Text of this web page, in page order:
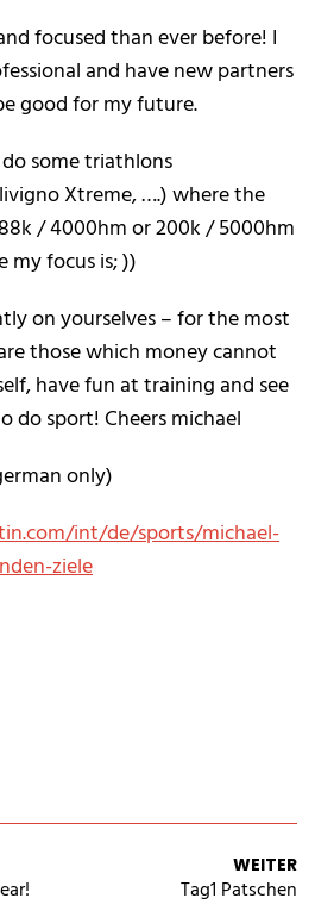
focused than ever before! I
and have new partners
good for my future.
some triathlons
Xtreme, ….) where the
/ 4000hm or 200k / 5000hm
my focus is; ))
on yourselves – for the most
those which money cannot
have fun at training and see
do sport! Cheers michael
only)
int/de/sports/michael-
ziele
WEITER
Tag1 Patschen